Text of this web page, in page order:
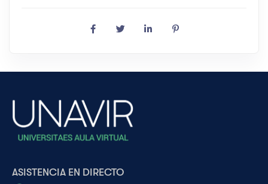
ASISTENCIA EN DIRECTO